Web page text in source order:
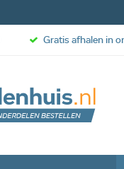
Gratis afhalen in